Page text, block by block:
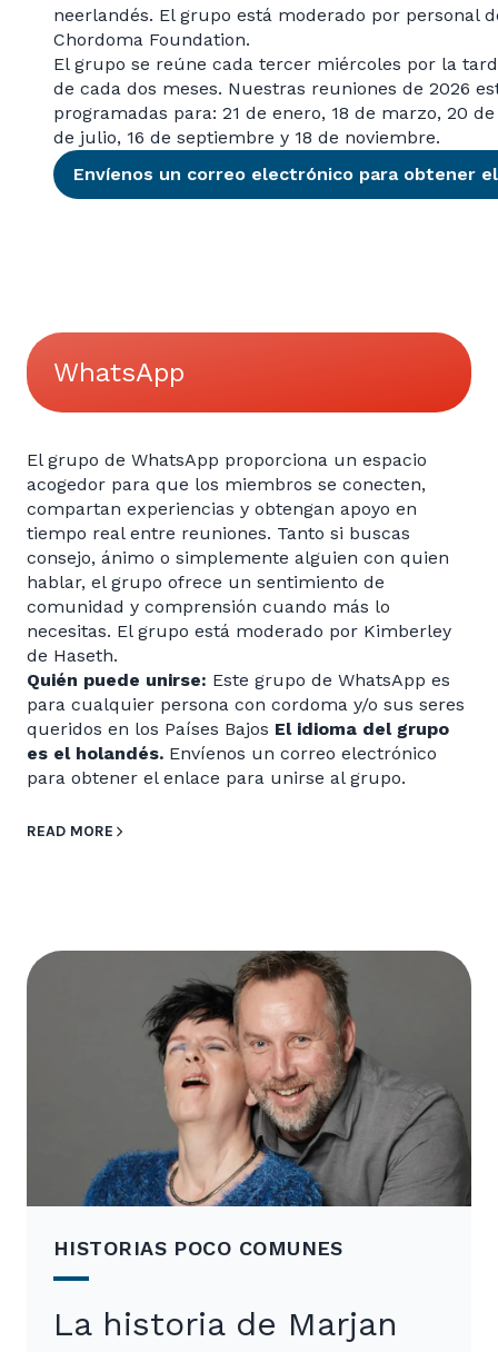
neerlandés. El grupo está moderado por personal
Chordoma Foundation.
El grupo se reúne cada tercer miércoles por la
de cada dos meses. Nuestras reuniones de 2026
programadas para: 21 de enero, 18 de marzo, 20 de
de julio, 16 de septiembre y 18 de noviembre.
Envíenos un correo electrónico para obtener
WhatsApp
El grupo de WhatsApp proporciona un espacio
acogedor para que los miembros se conecten,
compartan experiencias y obtengan apoyo en
tiempo real entre reuniones. Tanto si buscas
consejo, ánimo o simplemente alguien con quien
hablar, el grupo ofrece un sentimiento de
comunidad y comprensión cuando más lo
necesitas. El grupo está moderado por Kimberley
de Haseth.
Quién puede unirse: Este grupo de WhatsApp es
para cualquier persona con cordoma y/o sus seres
queridos en los Países Bajos El idioma del grupo
es el holandés. Envíenos un correo electrónico
para obtener el enlace para unirse al grupo.
READ MORE
HISTORIAS POCO COMUNES
La historia de Marjan